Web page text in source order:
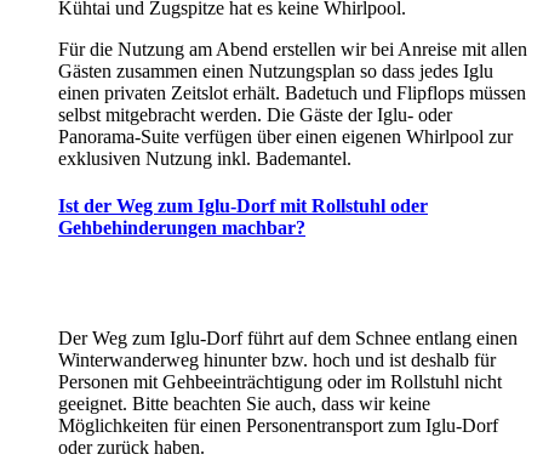
Kühtai und Zugspitze hat es keine Whirlpool.
Für die Nutzung am Abend erstellen wir bei Anreise mit allen
Gästen zusammen einen Nutzungsplan so dass jedes Iglu
einen privaten Zeitslot erhält. Badetuch und Flipflops müssen
selbst mitgebracht werden. Die Gäste der Iglu- oder
Panorama-Suite verfügen über einen eigenen Whirlpool zur
exklusiven Nutzung inkl. Bademantel.
Ist der Weg zum Iglu-Dorf mit Rollstuhl oder
Gehbehinderungen machbar?
Der Weg zum Iglu-Dorf führt auf dem Schnee entlang einen
Winterwanderweg hinunter bzw. hoch und ist deshalb für
Personen mit Gehbeeinträchtigung oder im Rollstuhl nicht
geeignet. Bitte beachten Sie auch, dass wir keine
Möglichkeiten für einen Personentransport zum Iglu-Dorf
oder zurück haben.